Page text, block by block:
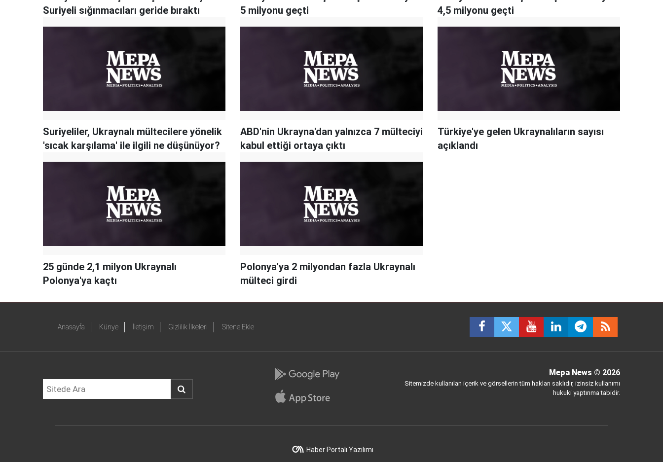
Suriyeli sığınmacıları geride bıraktı
5 milyonu geçti
4,5 milyonu geçti
Suriyeliler, Ukraynalı mültecilere yönelik
'sıcak karşılama' ile ilgili ne düşünüyor?
ABD'nin Ukrayna'dan yalnızca 7 mülteciyi
kabul ettiği ortaya çıktı
Türkiye'ye gelen Ukraynalıların sayısı
açıklandı
25 günde 2,1 milyon Ukraynalı
Polonya'ya kaçtı
Polonya'ya 2 milyondan fazla Ukraynalı
mülteci girdi
Anasayfa Künye İletişim Gizlilik İlkeleri Sitene Ekle
Mepa News © 2026
Sitemizde kullanılan içerik ve görsellerin tüm hakları saklıdır, izinsiz kullanımı
hukuki yaptırıma tabidir.
Haber Portalı Yazılımı